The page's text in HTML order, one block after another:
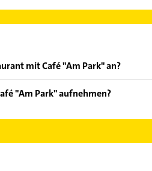
mit Café "Am Park" an?
"Am Park" aufnehmen?